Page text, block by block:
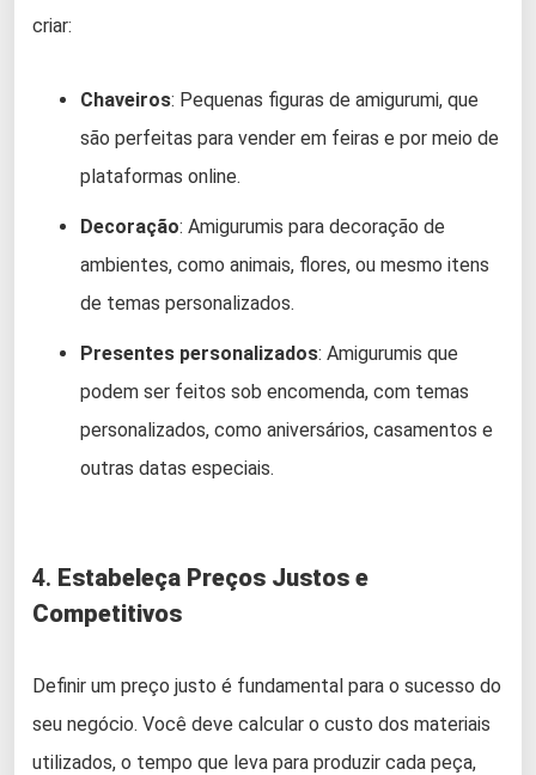
criar:
Chaveiros: Pequenas figuras de amigurumi, que
são perfeitas para vender em feiras e por meio de
plataformas online.
Decoração: Amigurumis para decoração de
ambientes, como animais, flores, ou mesmo itens
de temas personalizados.
Presentes personalizados: Amigurumis que
podem ser feitos sob encomenda, com temas
personalizados, como aniversários, casamentos e
outras datas especiais.
4. Estabeleça Preços Justos e
Competitivos
Definir um preço justo é fundamental para o sucesso do
seu negócio. Você deve calcular o custo dos materiais
utilizados, o tempo que leva para produzir cada peça,